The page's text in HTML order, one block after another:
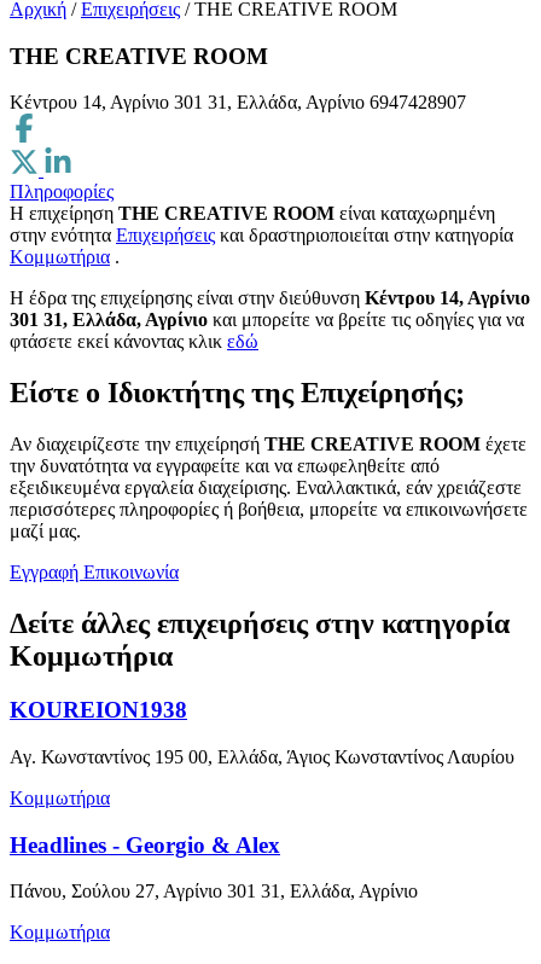
Αρχική / Επιχειρήσεις / THE CREATIVE ROOM
THE CREATIVE ROOM
Κέντρου 14, Αγρίνιο 301 31, Ελλάδα, Αγρίνιο 6947428907
Πληροφορίες
Η επιχείρηση THE CREATIVE ROOM είναι καταχωρημένη
στην ενότητα Επιχειρήσεις και δραστηριοποιείται στην κατηγορία
Κομμωτήρια .
H έδρα της επιχείρησης είναι στην διεύθυνση Κέντρου 14, Αγρίνιο
301 31, Ελλάδα, Αγρίνιο και μπορείτε να βρείτε τις οδηγίες για να
φτάσετε εκεί κάνοντας κλικ εδώ
Είστε ο Ιδιοκτήτης της Επιχείρησής;
Αν διαχειρίζεστε την επιχείρησή THE CREATIVE ROOM έχετε
την δυνατότητα να εγγραφείτε και να επωφεληθείτε από
εξειδικευμένα εργαλεία διαχείρισης. Εναλλακτικά, εάν χρειάζεστε
περισσότερες πληροφορίες ή βοήθεια, μπορείτε να επικοινωνήσετε
μαζί μας.
Εγγραφή Επικοινωνία
Δείτε άλλες επιχειρήσεις στην κατηγορία
Κομμωτήρια
KOUREION1938
Αγ. Κωνσταντίνος 195 00, Ελλάδα, Άγιος Κωνσταντίνος Λαυρίου
Κομμωτήρια
Headlines - Georgio & Alex
Πάνου, Σούλου 27, Αγρίνιο 301 31, Ελλάδα, Αγρίνιο
Κομμωτήρια